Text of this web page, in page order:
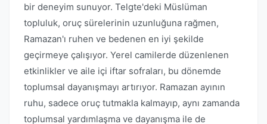
bir deneyim sunuyor. Telgte'deki Müslüman
topluluk, oruç sürelerinin uzunluğuna rağmen,
Ramazan'ı ruhen ve bedenen en iyi şekilde
geçirmeye çalışıyor. Yerel camilerde düzenlenen
etkinlikler ve aile içi iftar sofraları, bu dönemde
toplumsal dayanışmayı artırıyor. Ramazan ayının
ruhu, sadece oruç tutmakla kalmayıp, aynı zamanda
toplumsal yardımlaşma ve dayanışma ile de